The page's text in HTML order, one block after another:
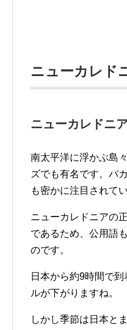
ニューカレド
ニューカレドニ
南太平洋に浮かぶ島
ズでも有名です。バ
も密かに注目されて
ニューカレドニアの
であるため、公用語
のです。
日本から約9時間で
ルが下がりますね。
しかし季節は日本と